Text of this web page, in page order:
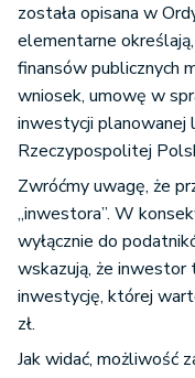
została opisana w
elementarne
finansów publicznych
wniosek, umowę w
inwestycji planowanej
Rzeczypospolitej
Zwróćmy uwagę, że
„inwestora”. W
wyłącznie do
wskazują, że inwestor
inwestycję, której
zł.
Jak widać, możliwość